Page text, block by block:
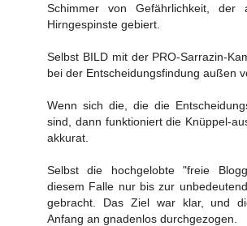
Schimmer von Gefährlichkeit, der
Hirngespinste gebiert.
Selbst BILD mit der PRO-Sarrazin-
bei der Entscheidungsfindung außen
Wenn sich die, die die
sind, dann funktioniert die Knüppel-
akkurat.
Selbst die hochgelobte "freie
diesem Falle nur bis zur
gebracht. Das Ziel war klar, und
Anfang an gnadenlos durchgezogen.